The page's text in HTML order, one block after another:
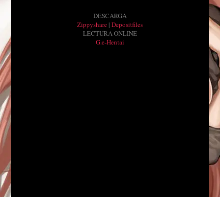
DESCARGA
Zippyshare | Depositfiles
LECTURA ONLINE
G.e-Hentai